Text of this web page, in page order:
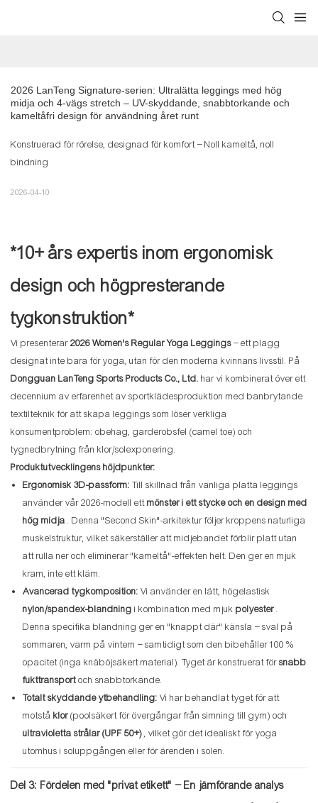
2026 LanTeng Signature-serien: Ultralätta leggings med hög
midja och 4-vägs stretch – UV-skyddande, snabbtorkande och
kameltåfri design för användning året runt
Konstruerad för rörelse, designad för komfort – Noll kameltå, noll
bindning
2026-04-10
*10+ års expertis inom ergonomisk
design och högpresterande
tygkonstruktion*
Vi presenterar2026 Women's Regular Yoga Leggings– ett plagg
designat inte bara för yoga, utan för den moderna kvinnans livsstil. På
Dongguan LanTeng Sports Products Co., Ltd. har vi kombinerat över ett
decennium av erfarenhet av sportklädesproduktion med banbrytande
textilteknik för att skapa leggings som löser verkliga
konsumentproblem: obehag, garderobsfel (camel toe) och
tygnedbrytning från klor/solexponering.
Produktutvecklingens höjdpunkter:
Ergonomisk 3D-passform: Till skillnad från vanliga platta leggings
använder vår 2026-modell ettmönster i ett stycke och en design med
hög midja . Denna "Second Skin"-arkitektur följer kroppens naturliga
muskelstruktur, vilket säkerställer att midjebandet förblir platt utan
att rulla ner och eliminerar "kameltå"-effekten helt. Den ger en mjuk
kram, inte ett kläm.
Avancerad tygkomposition: Vi använder en lätt, högelastisk
nylon/spandex-blandning i kombination med mjuk polyester.
Denna specifika blandning ger en "knappt där" känsla – sval på
sommaren, varm på vintern – samtidigt som den bibehåller 100 %
opacitet (inga knäböjsäkert material). Tyget är konstruerat försnabb
fukttransportoch snabbtorkande.
Totalt skyddande ytbehandling: Vi har behandlat tyget för att
motstå klor(poolsäkert för övergångar från simning till gym) och
ultravioletta strålar (UPF 50+), vilket gör det idealiskt för yoga
utomhus i soluppgången eller för ärenden i solen.
Del 3: Fördelen med "privat etikett" – En jämförande analys